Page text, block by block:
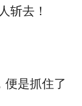
斩去！
便是抓住了